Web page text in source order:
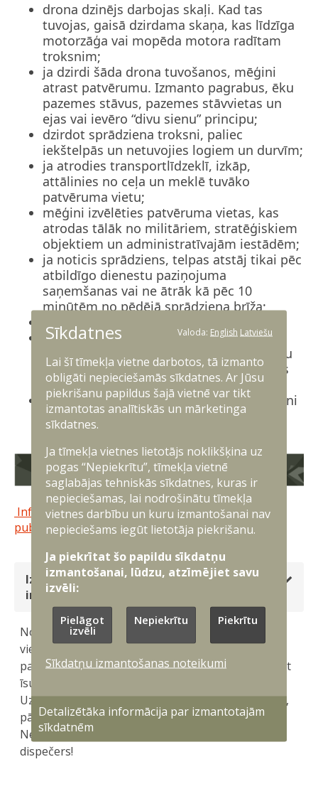
drona dzinējs darbojas skaļi. Kad tas
tuvojas, gaisā dzirdama skaņa, kas līdzīga
motorzāģa vai mopēda motora radītam
troksnim;
ja dzirdi šāda drona tuvošanos, mēģini
atrast patvērumu. Izmanto pagrabus, ēku
pazemes stāvus, pazemes stāvvietas un
ejas vai ievēro “divu sienu” principu;
dzirdot sprādziena troksni, paliec
iekštelpās un netuvojies logiem un durvīm;
ja atrodies transportlīdzeklī, izkāp,
attālinies no ceļa un meklē tuvāko
patvēruma vietu;
mēģini izvēlēties patvēruma vietas, kas
atrodas tālāk no militāriem, stratēģiskiem
objektiem un administratīvajām iestādēm;
ja noticis sprādziens, telpas atstāj tikai pēc
atbildīgo dienestu paziņojuma
saņemšanas vai ne ātrāk kā pēc 10
minūtēm no pēdējā sprādziena brīža;
netuvojies dronam, ja tas ir nokritis;
uzņemtos video un foto materiālus
neievieto sociālajos tīklos, lai neveicinātu
dezinformāciju un neatklātu aizsardzības
pozīcijas;
ja redzi vai dzirdi aizdomīgu objektu, zvani
112 un informē atbildīgās iestādes.
Informatīvais materiāls sagatavots saskaņā ar 112
publikāciju
Izsaucot palīdzību, svarīgi ir sniegt sekojošu
informāciju:
Nosaukt precīzu nelaimes gadījuma vietu (precīza
vietas nosaukšana padara iespējamu ātrāku
palīdzības ierašanos), Pastāstīt, kas noticis? (sniegt
īsu negadījuma aprakstu), Nosaukt cietušo skaitu.
Uz visiem jautājumiem atbildēt skaidri un konkrēti,
pārliecinoties, ka viss teiktais ir pareizi saprasts.
Nepārtraukt sarunu, pirms to nav izdarījis
dispečers!
Sīkdatnes Valoda: English Latviešu
Lai šī tīmekļa vietne darbotos, tā izmanto
obligāti nepieciešamās sīkdatnes. Ar Jūsu
piekrišanu papildus šajā vietnē var tikt
izmantotas analītiskās un mārketinga
sīkdatnes.
Ja tīmekļa vietnes lietotājs noklikšķina uz
pogas “Nepiekrītu”, tīmekļa vietnē
saglabājas tehniskās sīkdatnes, kuras ir
nepieciešamas, lai nodrošinātu tīmekļa
vietnes darbību un kuru izmantošanai nav
nepieciešams iegūt lietotāja piekrišanu.
Ja piekrītat šo papildu sīkdatņu
izmantošanai, lūdzu, atzīmējiet savu
izvēli:
Pielāgot
izvēli
Nepiekrītu Piekrītu
Sīkdatņu izmantošanas noteikumi
Detalizētāka informācija par izmantotajām
sīkdatnēm